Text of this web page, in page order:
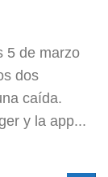
5 de marzo
dos
caída.
y la app...